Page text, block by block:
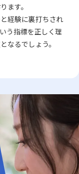
ます。
経験に裏打ちされ
う指標を正しく理
なるでしょう。